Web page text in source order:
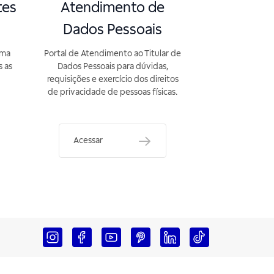
as
Atendimento de
Dados Pessoais
Portal de Atendimento ao Titular de
Dados Pessoais para dúvidas,
requisições e exercício dos direitos
de privacidade de pessoas físicas.
Acessar